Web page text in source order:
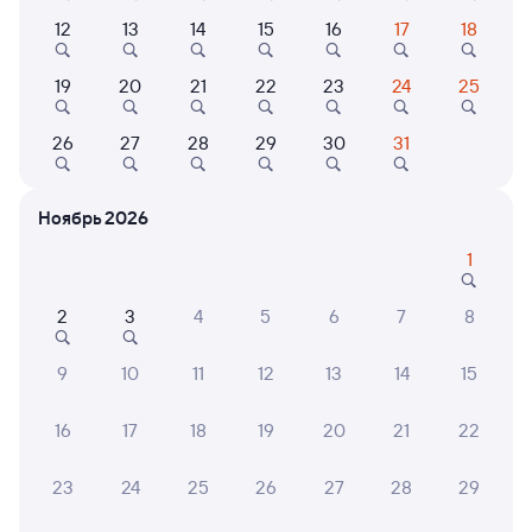
от 1 ⁠670 ⁠₽ 1 ⁠990 ⁠₽
Выберите дату
249Н Проходящий
Лазаревская
Лазаревское
в Сириус (Олимпийский
Парк)
21:46
Дни следования ближайшие: 8, 11, 15 августа Маршрут
от 2 ⁠171 ⁠₽ 2 ⁠503 ⁠₽
Выберите дату
12 13 14 15 16 17 18
19 20 21 22 23 24 25
26 27 28 29 30 31
Ноябрь 2026
1
2 3 4 5 6 7 8
9 10 11 12 13 14 15
16 17 18 19 20 21 22
23 24 25 26 27 28 29